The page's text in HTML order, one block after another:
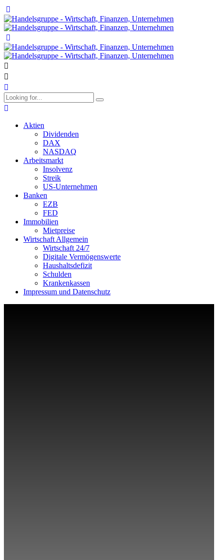
Aktien
Dividenden
DAX
NASDAQ
Arbeitsmarkt
Insolvenz
Streik
US-Unternehmen
Banken
EZB
FED
Immobilien
Mietpreise
Wirtschaft Allgemein
Wirtschaft 24/7
Digitale Vermögenswerte
Haushaltsdefizit
Schulden
Krankenkassen
Impressum und Datenschutz